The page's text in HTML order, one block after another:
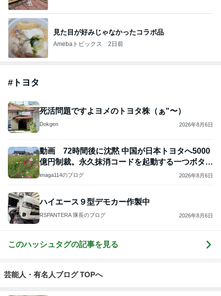
見た目が好みじゃなかったコラボ品
Amebaトピックス 2日前
# トヨタ
死活問題ですよヨメのトヨタ株（ぁ"〜）
Dokgen 2026年8月6日
動画 72時間後に沈黙 中国が日本トヨタへ5000
億円制裁。永久抹消コードを起動する一つボタン
何
imaga114のブログ 2026年8月6日
ハイエース９型デモカー作製中
RSPANTERA 隊長のブログ 2026年8月6日
このハッシュタグの記事を見る
芸能人・有名人ブログ TOPへ